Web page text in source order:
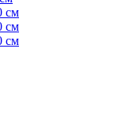
см
см
см